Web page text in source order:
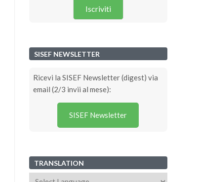
Iscriviti
SISEF NEWSLETTER
Ricevi la SISEF Newsletter (digest) via
email (2/3 invii al mese):
SISEF Newsletter
TRANSLATION